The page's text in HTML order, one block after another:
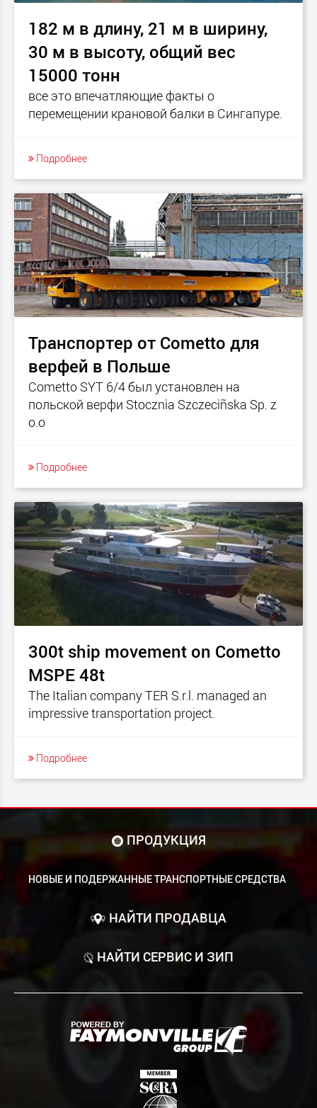
182 м в длину, 21 м в ширину,
30 м в высоту, общий вес
15000 тонн
все это впечатляющие факты о
перемещении крановой балки в Сингапуре.
Подробнее
Транспортер от Cometto для
верфей в Польше
Cometto SYT 6/4 был установлен на
польской верфи Stocznia Szczeciñska Sp. z
o.o
Подробнее
300t ship movement on Cometto
MSPE 48t
The Italian company TER S.r.l. managed an
impressive transportation project.
Подробнее
ПРОДУКЦИЯ
НОВЫЕ И ПОДЕРЖАННЫЕ ТРАНСПОРТНЫЕ СРЕДСТВА
НАЙТИ ПРОДАВЦА
НАЙТИ СЕРВИС И ЗИП